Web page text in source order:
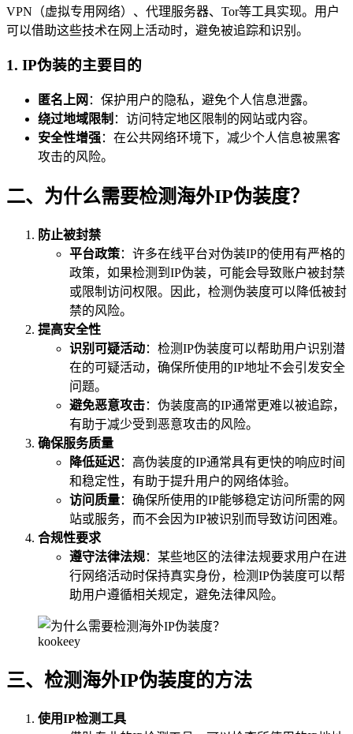
VPN（虚拟专用网络）、代理服务器、Tor等工具实现。用户
可以借助这些技术在网上活动时，避免被追踪和识别。
1. IP伪装的主要目的
匿名上网 ：保护用户的隐私，避免个人信息泄露。
绕过地域限制 ：访问特定地区限制的网站或内容。
安全性增强：在公共网络环境下，减少个人信息被黑客
攻击的风险。
二、为什么需要检测海外IP伪装度？
防止被封禁
平台政策：许多在线平台对伪装IP的使用有严格的
政策，如果检测到IP伪装，可能会导致账户被封禁
或限制访问权限。因此，检测伪装度可以降低被封
禁的风险。
提高安全性
识别可疑活动：检测IP伪装度可以帮助用户识别潜
在的可疑活动，确保所使用的IP地址不会引发安全
问题。
避免恶意攻击：伪装度高的IP通常更难以被追踪，
有助于减少受到恶意攻击的风险。
确保服务质量
降低延迟：高伪装度的IP通常具有更快的响应时间
和稳定性，有助于提升用户的网络体验。
访问质量：确保所使用的IP能够稳定访问所需的网
站或服务，而不会因为IP被识别而导致访问困难。
合规性要求
遵守法律法规：某些地区的法律法规要求用户在进
行网络活动时保持真实身份，检测IP伪装度可以帮
助用户遵循相关规定，避免法律风险。
kookeey
三、检测海外IP伪装度的方法
使用IP检测工具